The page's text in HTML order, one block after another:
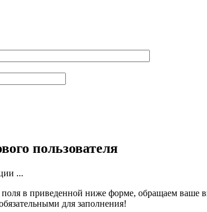
пользователя
...
в приведенной ниже форме, обращаем ваше
для заполнения!